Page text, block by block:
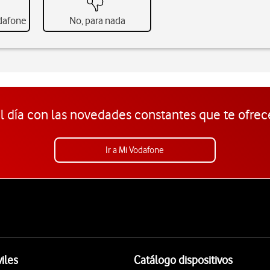
No, para nada
día con las novedades constantes que te
Ir a Mi Vodafone
Catálogo dispositivos